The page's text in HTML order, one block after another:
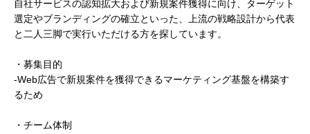
自社サービスの認知拡大および新規案件獲得に向け、ターゲット
選定やブランディングの確立といった、上流の戦略設計から代表
と二人三脚で実行いただける方を探しています。
・募集目的
-Web広告で新規案件を獲得できるマーケティング基盤を構築す
るため
・チーム体制